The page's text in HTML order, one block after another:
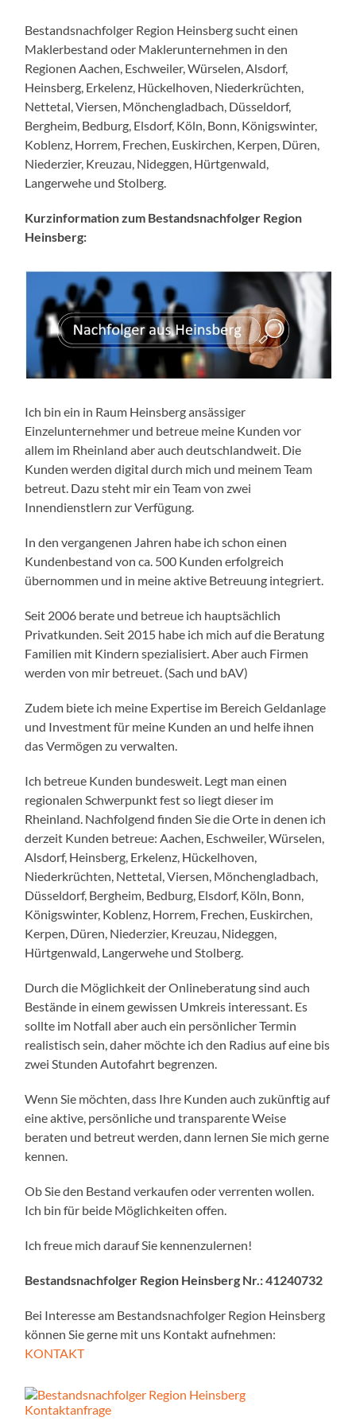
Bestandsnachfolger Region Heinsberg sucht einen
Maklerbestand oder Maklerunternehmen in den
Regionen Aachen, Eschweiler, Würselen, Alsdorf,
Heinsberg, Erkelenz, Hückelhoven, Niederkrüchten,
Nettetal, Viersen, Mönchengladbach, Düsseldorf,
Bergheim, Bedburg, Elsdorf, Köln, Bonn, Königswinter,
Koblenz, Horrem, Frechen, Euskirchen, Kerpen, Düren,
Niederzier, Kreuzau, Nideggen, Hürtgenwald,
Langerwehe und Stolberg.
Kurzinformation zum Bestandsnachfolger Region
Heinsberg:
Ich bin ein in Raum Heinsberg ansässiger
Einzelunternehmer und betreue meine Kunden vor
allem im Rheinland aber auch deutschlandweit. Die
Kunden werden digital durch mich und meinem Team
betreut. Dazu steht mir ein Team von zwei
Innendienstlern zur Verfügung.
In den vergangenen Jahren habe ich schon einen
Kundenbestand von ca. 500 Kunden erfolgreich
übernommen und in meine aktive Betreuung integriert.
Seit 2006 berate und betreue ich hauptsächlich
Privatkunden. Seit 2015 habe ich mich auf die Beratung
Familien mit Kindern spezialisiert. Aber auch Firmen
werden von mir betreuet. (Sach und bAV)
Zudem biete ich meine Expertise im Bereich Geldanlage
und Investment für meine Kunden an und helfe ihnen
das Vermögen zu verwalten.
Ich betreue Kunden bundesweit. Legt man einen
regionalen Schwerpunkt fest so liegt dieser im
Rheinland. Nachfolgend finden Sie die Orte in denen ich
derzeit Kunden betreue: Aachen, Eschweiler, Würselen,
Alsdorf, Heinsberg, Erkelenz, Hückelhoven,
Niederkrüchten, Nettetal, Viersen, Mönchengladbach,
Düsseldorf, Bergheim, Bedburg, Elsdorf, Köln, Bonn,
Königswinter, Koblenz, Horrem, Frechen, Euskirchen,
Kerpen, Düren, Niederzier, Kreuzau, Nideggen,
Hürtgenwald, Langerwehe und Stolberg.
Durch die Möglichkeit der Onlineberatung sind auch
Bestände in einem gewissen Umkreis interessant. Es
sollte im Notfall aber auch ein persönlicher Termin
realistisch sein, daher möchte ich den Radius auf eine bis
zwei Stunden Autofahrt begrenzen.
Wenn Sie möchten, dass Ihre Kunden auch zukünftig auf
eine aktive, persönliche und transparente Weise
beraten und betreut werden, dann lernen Sie mich gerne
kennen.
Ob Sie den Bestand verkaufen oder verrenten wollen.
Ich bin für beide Möglichkeiten offen.
Ich freue mich darauf Sie kennenzulernen!
Bestandsnachfolger Region Heinsberg Nr.: 41240732
Bei Interesse am Bestandsnachfolger Region Heinsberg
können Sie gerne mit uns Kontakt aufnehmen:
KONTAKT